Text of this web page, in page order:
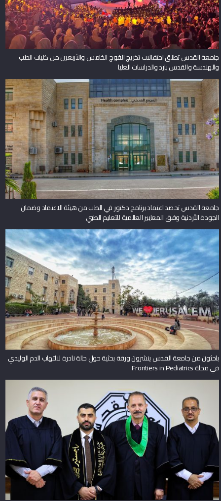
جامعة القدس تطلق احتفالات تخريج الفوج الخامس والأربعين من كليات الطب
والهندسة والقدس بارد والدراسات العليا
جامعة القدس تحصد اعتماد برنامج دكتور في الطب من هيئة الاعتماد وضمان
الجودة الأردنية وفق المعايير العالمية للتعليم الطبي
باحثون من جامعة القدس ينشرون ورقة بحثية حول حالة نادرة لالتهاب الدم الوليدي
في مجلة Frontiers in Pediatrics